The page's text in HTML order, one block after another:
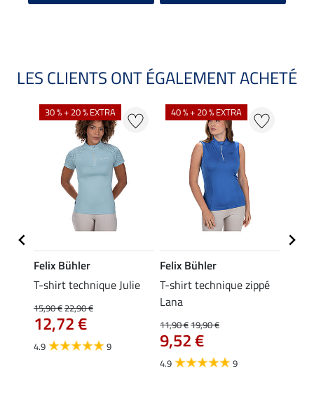
LES CLIENTS ONT ÉGALEMENT ACHETÉ
30 % + 20 % EXTRA
Felix Bühler
T-shirt technique Julie
15,90 €22,90 €
12,72 €
4.9 9
40 % + 20 % EXTRA
Felix Bühler
T-shirt technique zippé
Lana
11,90 €19,90 €
9,52 €
4.9 9